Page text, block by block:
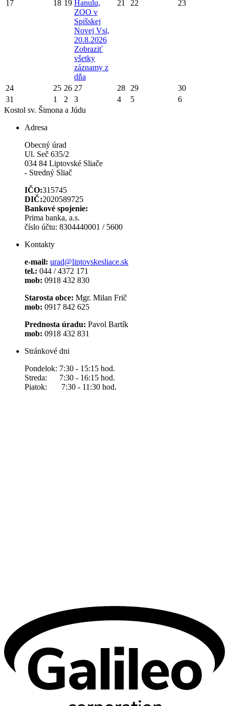
17 18 19 Hanulu,
ZOO v
Spišskej
Novej Vsi,
20.8.2026
Zobraziť
všetky
záznamy z
dňa
21 22 23
24 25 26 27 28 29
30
31
1 2 3 4 5
6
Kostol sv. Šimona a Júdu
Adresa
Obecný úrad
Ul. Seč 635/2
034 84 Liptovské Sliače
- Stredný Sliač
IČO:315745
DIČ:2020589725
Bankové spojenie:
Prima banka, a.s.
číslo účtu: 8304440001 / 5600
Kontakty
e-mail: urad@liptovskesliace.sk
tel.: 044 / 4372 171
mob: 0918 432 830
Starosta obce: Mgr. Milan Frič
mob: 0917 842 625
Prednosta úradu: Pavol Bartík
mob: 0918 432 831
Stránkové dni
Pondelok: 7:30 - 15:15 hod.
Streda: 7:30 - 16:15 hod.
Piatok: 7:30 - 11:30 hod.